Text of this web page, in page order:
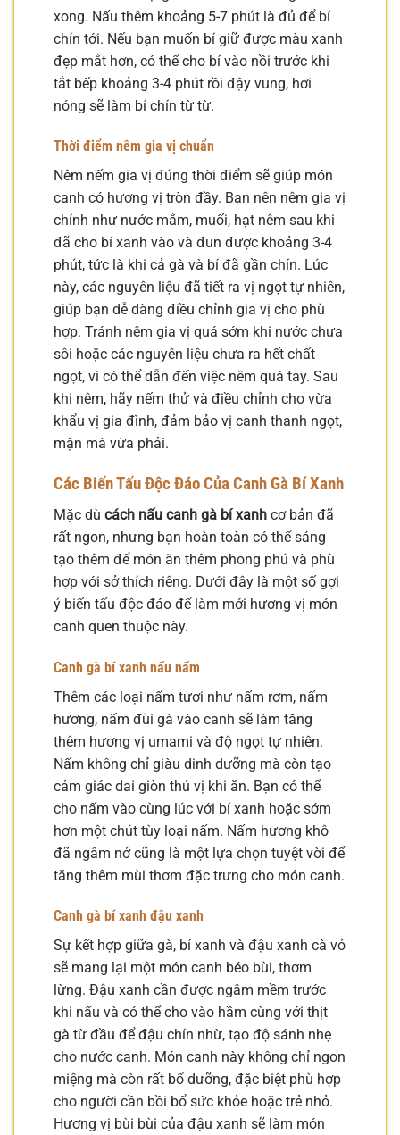
xong. Nấu thêm khoảng 5-7 phút là đủ để bí
chín tới. Nếu bạn muốn bí giữ được màu xanh
đẹp mắt hơn, có thể cho bí vào nồi trước khi
tắt bếp khoảng 3-4 phút rồi đậy vung, hơi
nóng sẽ làm bí chín từ từ.
Thời điểm nêm gia vị chuẩn
Nêm nếm gia vị đúng thời điểm sẽ giúp món
canh có hương vị tròn đầy. Bạn nên nêm gia vị
chính như nước mắm, muối, hạt nêm sau khi
đã cho bí xanh vào và đun được khoảng 3-4
phút, tức là khi cả gà và bí đã gần chín. Lúc
này, các nguyên liệu đã tiết ra vị ngọt tự nhiên,
giúp bạn dễ dàng điều chỉnh gia vị cho phù
hợp. Tránh nêm gia vị quá sớm khi nước chưa
sôi hoặc các nguyên liệu chưa ra hết chất
ngọt, vì có thể dẫn đến việc nêm quá tay. Sau
khi nêm, hãy nếm thử và điều chỉnh cho vừa
khẩu vị gia đình, đảm bảo vị canh thanh ngọt,
mặn mà vừa phải.
Các Biến Tấu Độc Đáo Của Canh Gà Bí Xanh
Mặc dù cách nấu canh gà bí xanh cơ bản đã
rất ngon, nhưng bạn hoàn toàn có thể sáng
tạo thêm để món ăn thêm phong phú và phù
hợp với sở thích riêng. Dưới đây là một số gợi
ý biến tấu độc đáo để làm mới hương vị món
canh quen thuộc này.
Canh gà bí xanh nấu nấm
Thêm các loại nấm tươi như nấm rơm, nấm
hương, nấm đùi gà vào canh sẽ làm tăng
thêm hương vị umami và độ ngọt tự nhiên.
Nấm không chỉ giàu dinh dưỡng mà còn tạo
cảm giác dai giòn thú vị khi ăn. Bạn có thể
cho nấm vào cùng lúc với bí xanh hoặc sớm
hơn một chút tùy loại nấm. Nấm hương khô
đã ngâm nở cũng là một lựa chọn tuyệt vời để
tăng thêm mùi thơm đặc trưng cho món canh.
Canh gà bí xanh đậu xanh
Sự kết hợp giữa gà, bí xanh và đậu xanh cà vỏ
sẽ mang lại một món canh béo bùi, thơm
lừng. Đậu xanh cần được ngâm mềm trước
khi nấu và có thể cho vào hầm cùng với thịt
gà từ đầu để đậu chín nhừ, tạo độ sánh nhẹ
cho nước canh. Món canh này không chỉ ngon
miệng mà còn rất bổ dưỡng, đặc biệt phù hợp
cho người cần bồi bổ sức khỏe hoặc trẻ nhỏ.
Hương vị bùi bùi của đậu xanh sẽ làm món